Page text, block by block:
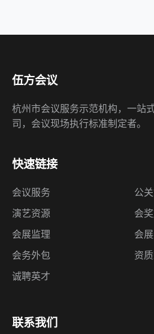
伍方会议
杭州市会议服务示范机构，一站
司，会议现场执行标准制定者。
快速链接
会议服务
公
演艺资源
会
会展监理
会
会务外包
资
诚聘英才
联系我们